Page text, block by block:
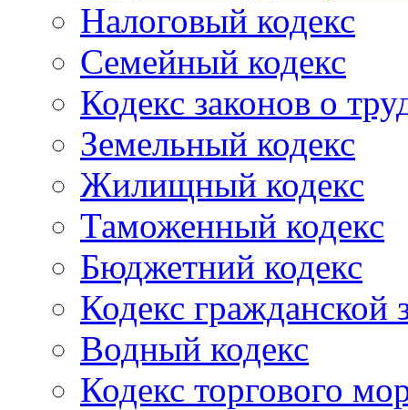
Налоговый кодекс
Семейный кодекс
Кодекс законов о
Земельный кодекс
Жилищный кодекс
Таможенный кодекс
Бюджетний кодекс
Кодекс гражданской
Водный кодекс
Кодекс торгового